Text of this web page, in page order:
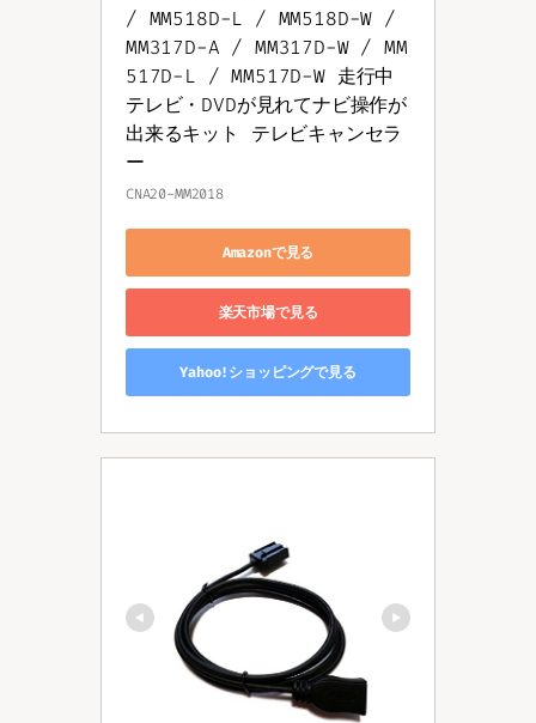
/ MM518D-L / MM518D-W /
MM317D-A / MM317D-W / MM
517D-L / MM517D-W 走行中
テレビ・DVDが見れてナビ操作が
出来るキット テレビキャンセラ
ー
CNA20-MM2018
Amazonで見る
楽天市場で見る
Yahoo!ショッピングで見る